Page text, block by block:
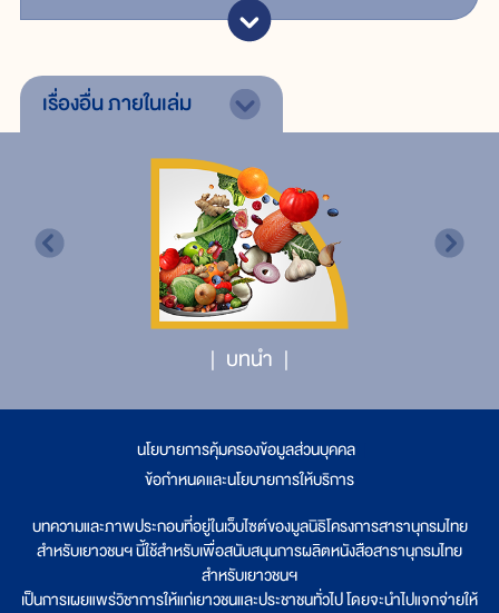
เรื่องอื่นภายในเล่ม
บทนำ
นโยบายการคุ้มครองข้อมูลส่วนบุคคล
ข้อกำหนดและนโยบายการให้บริการ
บทความและภาพประกอบที่อยู่ในเว็บไซต์ของมูลนิธิโครงการสารานุกรมไทย
สำหรับเยาวชนฯ นี้ใช้สำหรับเพื่อสนับสนุนการผลิตหนังสือสารานุกรมไทย
สำหรับเยาวชนฯ
เป็นการเผยแพร่วิชาการให้แก่เยาวชนและประชาชนทั่วไป โดยจะนำไปแจกจ่ายให้